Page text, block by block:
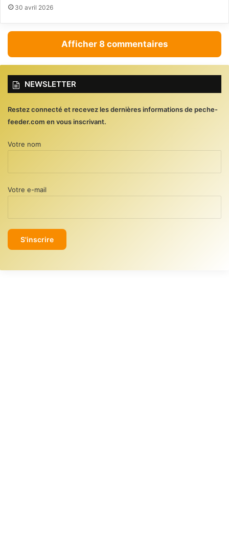
30 avril 2026
Afficher 8 commentaires
NEWSLETTER
Restez connecté et recevez les dernières informations de peche-
feeder.com en vous inscrivant.
Votre nom
Votre e-mail